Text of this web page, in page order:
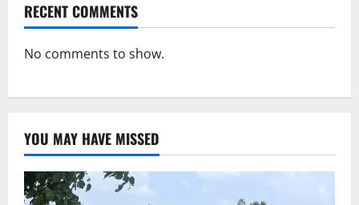
RECENT COMMENTS
No comments to show.
YOU MAY HAVE MISSED